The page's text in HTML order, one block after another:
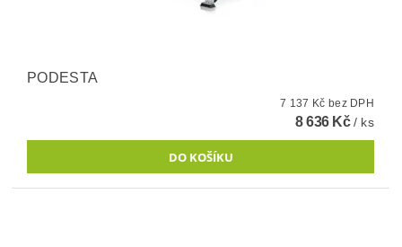
PODESTA
7 137 Kč bez DPH
8 636 Kč/ ks